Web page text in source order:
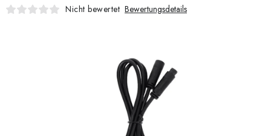
Kaufberatung AGB
Datenschutzerklärung Impressum
Nicht bewertet Bewertungsdetails